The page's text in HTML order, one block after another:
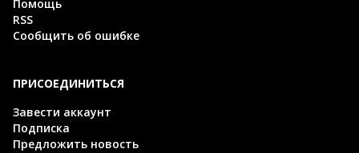
Помощь
RSS
Сообщить об ошибке
ПРИСОЕДИНИТЬСЯ
Завести аккаунт
Подписка
Предложить новость